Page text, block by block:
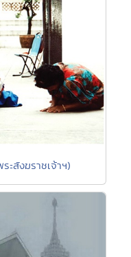
ะสังฆราชเจ้าฯ)